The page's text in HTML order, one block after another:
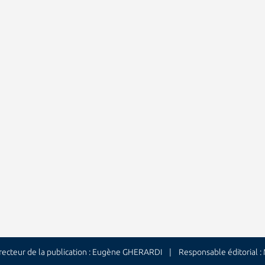
de la publication : Eugène GHERARDI | Responsable éditorial :